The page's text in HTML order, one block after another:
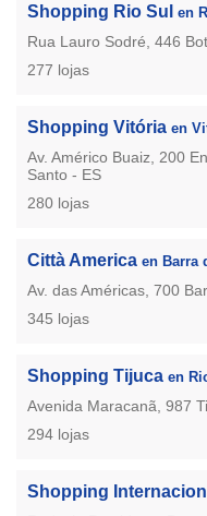
Shopping Rio Sul en
Rua Lauro Sodré, 446
277 lojas
Shopping Vitória en
Av. Américo Buaiz, 200
Santo - ES
280 lojas
Città America en Barra
Av. das Américas, 700
345 lojas
Shopping Tijuca en
Avenida Maracanã, 987
294 lojas
Shopping